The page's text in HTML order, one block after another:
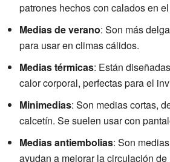
patrones hechos con calados en
Medias de verano: Son más
para usar en climas cálidos.
Medias térmicas: Están
calor corporal, perfectas para el
Minimedias: Son medias cortas,
calcetín. Se suelen usar con
Medias antiembolias: Son
ayudan a mejorar la circulación